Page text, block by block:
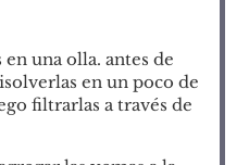
una olla. antes de
en un poco de
filtrarlas a través de